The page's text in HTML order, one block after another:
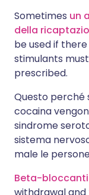
Sometimes un
della
be used if
stimulants
prescribed.
Questo perché
cocaina
sindrome
sistema
male le
Beta-bloccanti